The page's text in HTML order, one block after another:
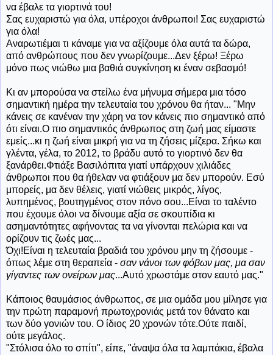
να έβαλε τα γιορτινά του!
Σας ευχαριστώ για όλα, υπέροχοι άνθρωποι! Σας ευχαριστώ
για όλα!
Αναρωτιέμαι τι κάναμε για να αξίζουμε όλα αυτά τα δώρα,
από ανθρώπους που δεν γνωρίζουμε...Δεν ξέρω! Ξέρω
μόνο πως νιώθω μια βαθιά συγκίνηση κι έναν σεβασμό!
Κι αν μπορούσα να στείλω ένα μήνυμα σήμερα μια τόσο
σημαντική ημέρα την τελευταία του χρόνου θα ήταν... "Μην
κάνεις σε κανέναν την χάρη να τον κάνεις πιο σημαντικό από
ότι είναι.Ο πιο σημαντικός άνθρωπος στη ζωή μας είμαστε
εμείς...κι η ζωή είναι μικρή για να τη ζήσεις μίζερα. Σήκω και
γλέντα, γέλα, το 2012, το βράδυ αυτό το γιορτινό δεν θα
ξανάρθει.Φτιάξε Βασιλόπιτα γιατί υπάρχουν χιλιάδες
άνθρωποι που θα ήθελαν να φτιάξουν μα δεν μπορούν. Εσύ
μπορείς, μα δεν θέλεις, γιατί νιώθεις μικρός, λίγος,
λυπημένος, βουτηγμένος στον πόνο σου...Είναι το ταλέντο
που έχουμε όλοι να δίνουμε αξία σε σκουπίδια κι
ασημαντότητες αφήνοντας τα να γίνονται πελώρια και να
ορίζουν τις ζωές μας...
Όχι!Είναι η τελευταία βραδιά του χρόνου μην τη ζήσουμε -
όπως λέμε στη θεραπεία - σαν νάνοι των φόβων μας, μα σαν
γίγαντες των ονείρων μας...Αυτό χρωστάμε στον εαυτό μας."
Κάποιος θαυμάσιος άνθρωπος, σε μια ομάδα μου μίλησε για
την πρώτη παραμονή πρωτοχρονιάς μετά τον θάνατο και
των δύο γονιών του. Ο ίδιος 20 χρονών τότε.Ούτε παιδί,
ούτε μεγάλος.
"Στόλισα όλο το σπίτι", είπε, "άναψα όλα τα λαμπάκια, έβαλα